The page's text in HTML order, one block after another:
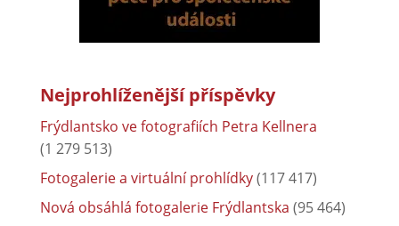
Nejprohlíženější příspěvky
Frýdlantsko ve fotografiích Petra Kellnera
(1 279 513)
Fotogalerie a virtuální prohlídky(117 417)
Nová obsáhlá fotogalerie Frýdlantska (95 464)